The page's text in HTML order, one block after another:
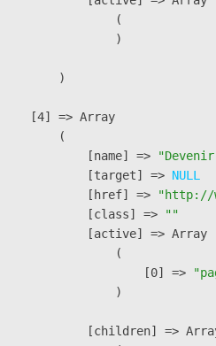
                (
                )
        )
    [4] => Array
        (
            [name] =>
"Devenir
            [target] =>
NULL
            [href] =>
"http://
            [class] =>
""
            [active] => Array
                (
                    [0] =>
                )
[children] =>